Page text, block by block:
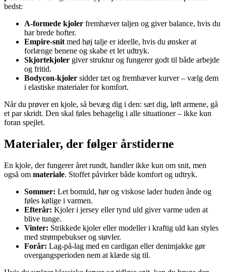
bedst:
A-formede kjoler fremhæver taljen og giver balance, hvis du
har brede hofter.
Empire-snit med høj talje er ideelle, hvis du ønsker at
forlænge benene og skabe et let udtryk.
Skjortekjoler giver struktur og fungerer godt til både arbejde
og fritid.
Bodycon-kjoler sidder tæt og fremhæver kurver – vælg dem
i elastiske materialer for komfort.
Når du prøver en kjole, så bevæg dig i den: sæt dig, løft armene, gå
et par skridt. Den skal føles behagelig i alle situationer – ikke kun
foran spejlet.
Materialer, der følger årstiderne
En kjole, der fungerer året rundt, handler ikke kun om snit, men
også om materiale. Stoffet påvirker både komfort og udtryk.
Sommer: Let bomuld, hør og viskose lader huden ånde og
føles kølige i varmen.
Efterår: Kjoler i jersey eller tynd uld giver varme uden at
blive tunge.
Vinter: Strikkede kjoler eller modeller i kraftig uld kan styles
med strømpebukser og støvler.
Forår: Lag-på-lag med en cardigan eller denimjakke gør
overgangsperioden nem at klæde sig til.